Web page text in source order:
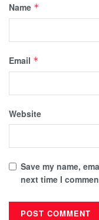
Name *
Email *
Website
Save my name,
next time I